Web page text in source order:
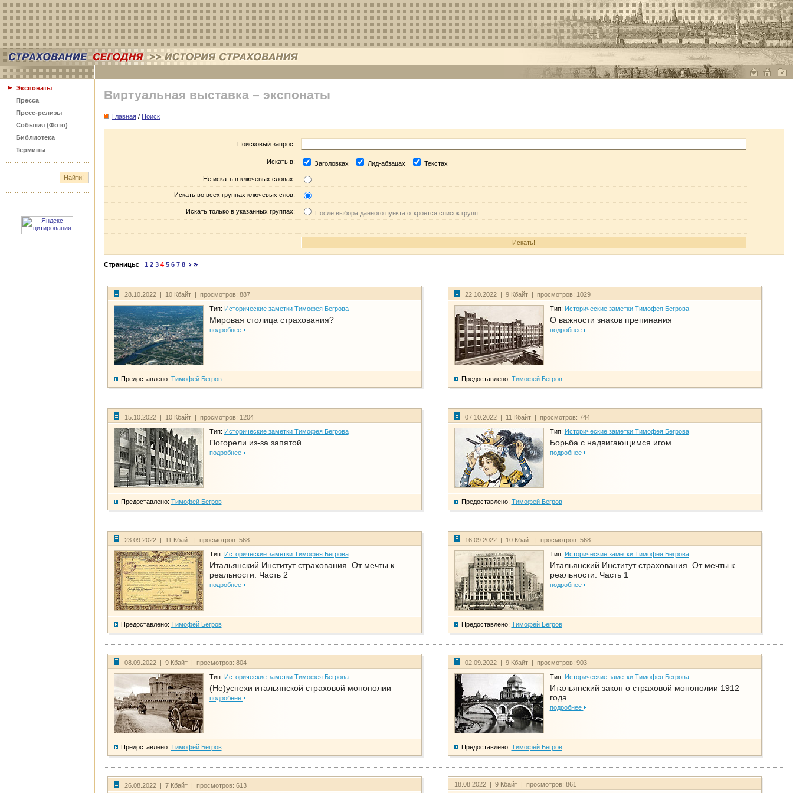
Экспонаты
Пресса
Пресс-релизы
События (Фото)
Библиотека
Термины
Виртуальная выставка – экспонаты
Главная / Поиск
Поисковый запрос:
Искать в: Заголовках Лид-абзацах Текстах
Не искать в ключевых словах:
Искать во всех группах ключевых слов:
Искать только в указанных группах: После выбора данного пункта откроется список групп
Страницы: 1 2 3 4 5 6 7 8
28.10.2022 | 10 Кбайт | просмотров: 887
Тип: Исторические заметки Тимофея Бегрова
Мировая столица страхования?
подробнее
Предоставлено: Тимофей Бегров
22.10.2022 | 9 Кбайт | просмотров: 1029
Тип: Исторические заметки Тимофея Бегрова
О важности знаков препинания
подробнее
Предоставлено: Тимофей Бегров
15.10.2022 | 10 Кбайт | просмотров: 1204
Тип: Исторические заметки Тимофея Бегрова
Погорели из-за запятой
подробнее
Предоставлено: Тимофей Бегров
07.10.2022 | 11 Кбайт | просмотров: 744
Тип: Исторические заметки Тимофея Бегрова
Борьба с надвигающимся игом
подробнее
Предоставлено: Тимофей Бегров
23.09.2022 | 11 Кбайт | просмотров: 568
Тип: Исторические заметки Тимофея Бегрова
Итальянский Институт страхования. От мечты к
реальности. Часть 2
подробнее
Предоставлено: Тимофей Бегров
16.09.2022 | 10 Кбайт | просмотров: 568
Тип: Исторические заметки Тимофея Бегрова
Итальянский Институт страхования. От мечты к
реальности. Часть 1
подробнее
Предоставлено: Тимофей Бегров
08.09.2022 | 9 Кбайт | просмотров: 804
Тип: Исторические заметки Тимофея Бегрова
(Не)успехи итальянской страховой монополии
подробнее
Предоставлено: Тимофей Бегров
02.09.2022 | 9 Кбайт | просмотров: 903
Тип: Исторические заметки Тимофея Бегрова
Итальянский закон о страховой монополии 1912
года
подробнее
Предоставлено: Тимофей Бегров
26.08.2022 | 7 Кбайт | просмотров: 613 18.08.2022 | 9 Кбайт | просмотров: 861